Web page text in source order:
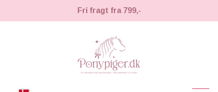
Fri fragt fra 799,-